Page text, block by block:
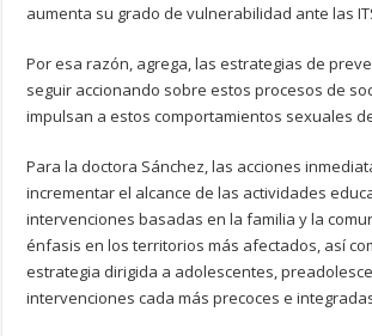
aumenta su grado de vulnerabilidad ante las
Por esa razón, agrega, las estrategias de
seguir accionando sobre estos procesos de
impulsan a estos comportamientos sexuales
Para la doctora Sánchez, las acciones
incrementar el alcance de las actividades
intervenciones basadas en la familia y la
énfasis en los territorios más afectados, así
estrategia dirigida a adolescentes,
intervenciones cada más precoces e